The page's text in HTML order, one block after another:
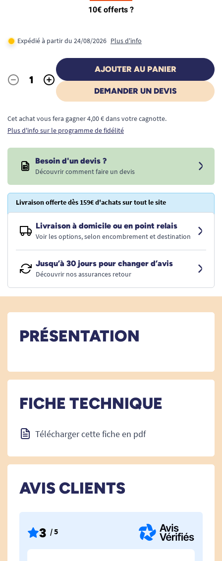
Expédié à partir du 24/08/2026 Plus d'info
Quantité
- +
AJOUTER AU PANIER
DEMANDER UN DEVIS
Cet achat vous fera gagner 4,00 € dans votre cagnotte.
Plus d'info sur le programme de fidélité
Besoin d'un devis ?
Découvrir comment faire un devis
Livraison offerte dès 159€ d'achats sur tout le site
Livraison à domicile ou en point relais
Voir les options, selon encombrement et destination
Jusqu’à 30 jours pour changer d’avis
Découvrir nos assurances retour
PRÉSENTATION
FICHE TECHNIQUE
Télécharger cette fiche en pdf
AVIS CLIENTS
3 / 5